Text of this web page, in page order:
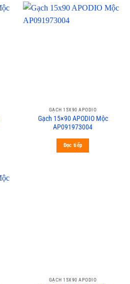
GẠCH 15X90 APODIO
Gạch 15×90 APODIO Mộc
AP091973004
Đọc tiếp
GẠCH 15X90 APODIO